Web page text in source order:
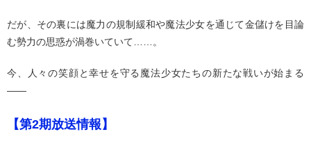
だが、その裏には魔力の規制緩和や魔法少女を通じて金儲けを目論
む勢力の思惑が渦巻いていて……。
今、人々の笑顔と幸せを守る魔法少女たちの新たな戦いが始まる
――
【第2期放送情報】